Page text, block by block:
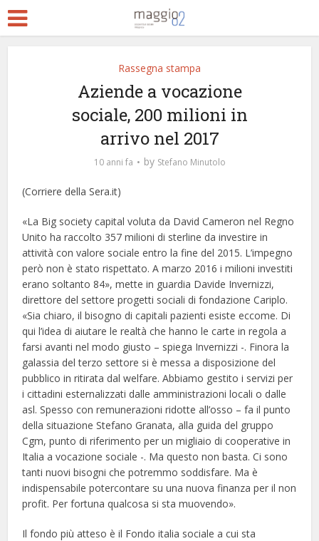
Rassegna stampa
Aziende a vocazione
sociale, 200 milioni in
arrivo nel 2017
10 anni fa by Stefano Minutolo
(Corriere della Sera.it)
«La Big society capital voluta da David Cameron nel Regno
Unito ha raccolto 357 milioni di sterline da investire in
attività con valore sociale entro la fine del 2015. L’impegno
però non è stato rispettato. A marzo 2016 i milioni investiti
erano soltanto 84», mette in guardia Davide Invernizzi,
direttore del settore progetti sociali di fondazione Cariplo.
«Sia chiaro, il bisogno di capitali pazienti esiste eccome. Di
qui l’idea di aiutare le realtà che hanno le carte in regola a
farsi avanti nel modo giusto – spiega Invernizzi -. Finora la
galassia del terzo settore si è messa a disposizione del
pubblico in ritirata dal welfare. Abbiamo gestito i servizi per
i cittadini esternalizzati dalle amministrazioni locali o dalle
asl. Spesso con remunerazioni ridotte all’osso – fa il punto
della situazione Stefano Granata, alla guida del gruppo
Cgm, punto di riferimento per un migliaio di cooperative in
Italia a vocazione sociale -. Ma questo non basta. Ci sono
tanti nuovi bisogni che potremmo soddisfare. Ma è
indispensabile potercontare su una nuova finanza per il non
profit. Per fortuna qualcosa si sta muovendo».
Il fondo più atteso è il Fondo italia sociale a cui sta